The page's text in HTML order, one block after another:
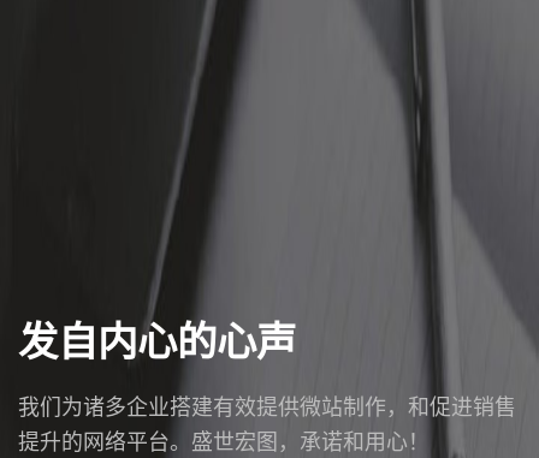
发自内心的心声
我们为诸多企业搭建有效提供微站制作，和促进销售
提升的网络平台。盛世宏图，承诺和用心！